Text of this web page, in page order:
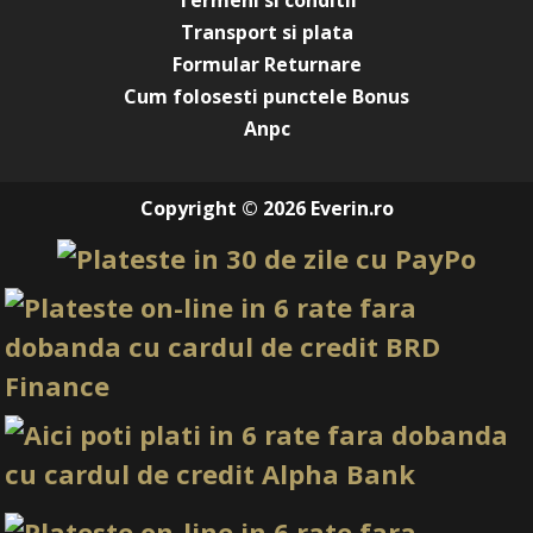
Manichiură de vară sau festival
Fuchsia Bloom poate fi integrat în designuri fresh, alături
de alb, coral, roz neon, roșu, portocaliu soft sau
nuanțe galbene cu efect floral
cu profunzime. Aplicarea în straturi controlate creează
impresia unor petale prinse într-o suprafață lucioasă, clară
și intens colorată.
Caracteristici principale Gel
Autonivelant Everin Petal Stories
Denumire
produs
15gr - Fuchsia Bloom
Transport si plata
Formular Returnare
Cum folosesti punctele Bonus
Anpc
Copyright © 2026 Everin.ro